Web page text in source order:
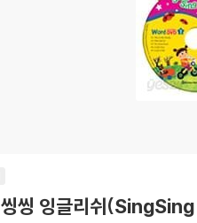
씽씽 잉글리쉬